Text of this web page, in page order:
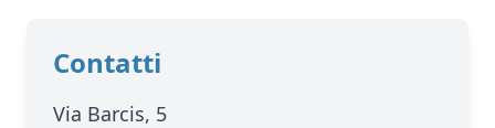
Contatti
Via Barcis, 5